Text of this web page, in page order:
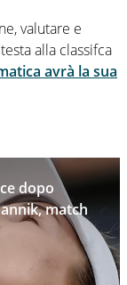
valutare e
alla classifca
avrà la sua
dopo
match